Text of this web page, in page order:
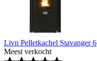
Livn Pelletkachel Stavanger 6
Meest verkocht